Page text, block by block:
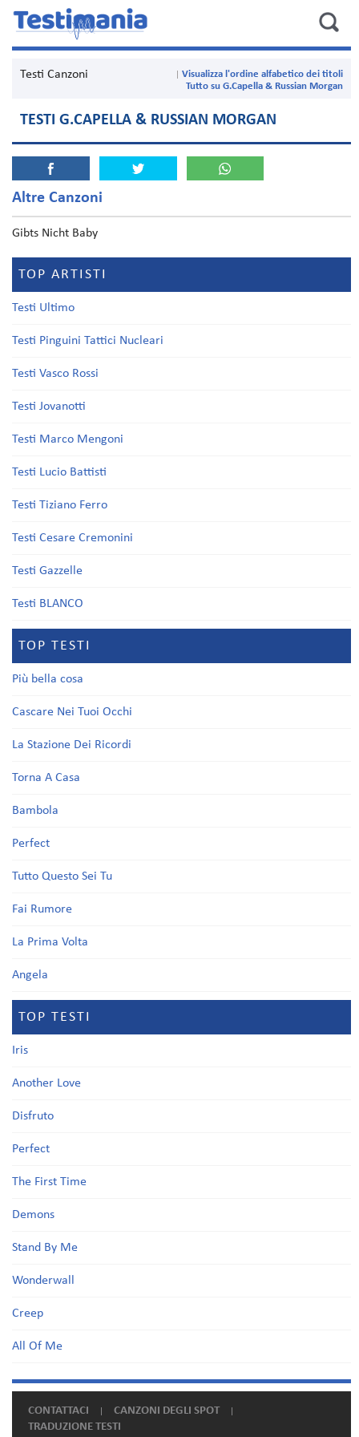
Testi Canzoni
Visualizza l'ordine alfabetico dei titoli
Tutto su G.Capella & Russian Morgan
TESTI G.CAPELLA & RUSSIAN MORGAN
Altre Canzoni
Gibts Nicht Baby
TOP ARTISTI
Testi Ultimo
Testi Pinguini Tattici Nucleari
Testi Vasco Rossi
Testi Jovanotti
Testi Marco Mengoni
Testi Lucio Battisti
Testi Tiziano Ferro
Testi Cesare Cremonini
Testi Gazzelle
Testi BLANCO
TOP TESTI
Più bella cosa
Cascare Nei Tuoi Occhi
La Stazione Dei Ricordi
Torna A Casa
Bambola
Perfect
Tutto Questo Sei Tu
Fai Rumore
La Prima Volta
Angela
TOP TESTI
Iris
Another Love
Disfruto
Perfect
The First Time
Demons
Stand By Me
Wonderwall
Creep
All Of Me
CONTATTACI
CANZONI DEGLI SPOT
TRADUZIONE TESTI